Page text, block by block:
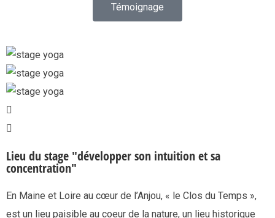
Témoignage
Lieu du stage "développer son intuition et sa
concentration"
En Maine et Loire au cœur de l’Anjou, « le Clos du Temps »,
est un lieu paisible au coeur de la nature, un lieu historique